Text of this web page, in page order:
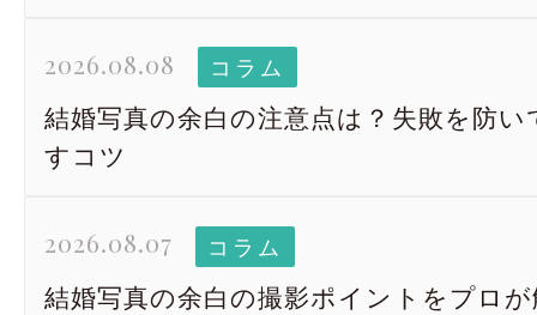
2026.08.08 コラム
結婚写真の余白の注意点は？失敗を防
すコツ
2026.08.07 コラム
結婚写真の余白の撮影ポイントをプロ